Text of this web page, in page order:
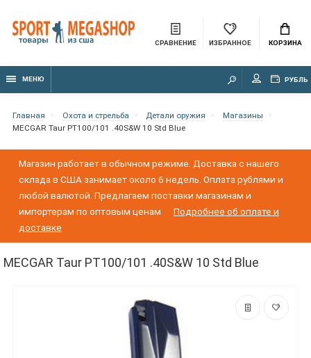
СРАВНЕНИЕ ИЗБРАННОЕ КОРЗИНА
МЕНЮ РУБЛЬ
Главная Охота и стрельба Детали оружия
Магазины
MECGAR Taur PT100/101 .40S&W 10 Std Blue
Магазин работает в обычном режиме. Доставка с нашего
склада в США занимает около 6 недель. Оплата рублями и
любой валютой. Предлагаем поставки магазинам и
импортерам по оптовым ценам
Подробнее об оплате и
доставке
MECGAR Taur PT100/101 .40S&W 10 Std Blue